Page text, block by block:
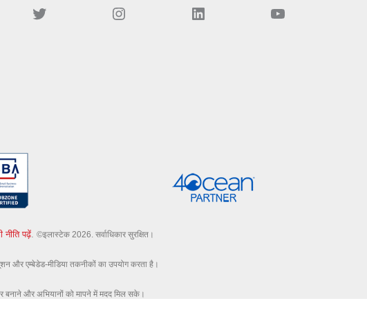
ट्विटर Instagram LinkedIn YouTube
नीति पढ़ें. ©इलास्टेक 2026. सर्वाधिकार सुरक्षित।
और एम्बेडेड-मीडिया तकनीकों का उपयोग करता है।
बनाने और अभियानों को मापने में मदद मिल सके।